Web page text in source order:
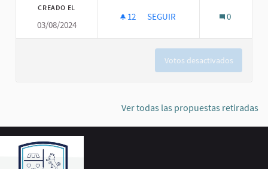
CREADO EL
03/08/2024
12 12 SEGUIDORAS
SEGUIR 0
Votos desactivados
Ver todas las propuestas retiradas